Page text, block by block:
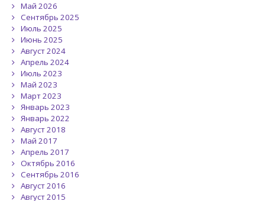
Май 2026
Сентябрь 2025
Июль 2025
Июнь 2025
Август 2024
Апрель 2024
Июль 2023
Май 2023
Март 2023
Январь 2023
Январь 2022
Август 2018
Май 2017
Апрель 2017
Октябрь 2016
Сентябрь 2016
Август 2016
Август 2015